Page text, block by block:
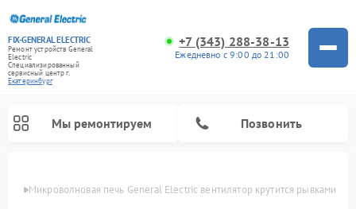
FIX-GENERAL ELECTRIC
Ремонт устройств General
Electric
Специализированный
cервисный центр г.
Екатеринбург
+7 (343) 288-38-13
Ежедневно с 9:00 до 21:00
Мы ремонтируем Позвонить
Микроволновая печь General Electric вентилятор крутится рывками